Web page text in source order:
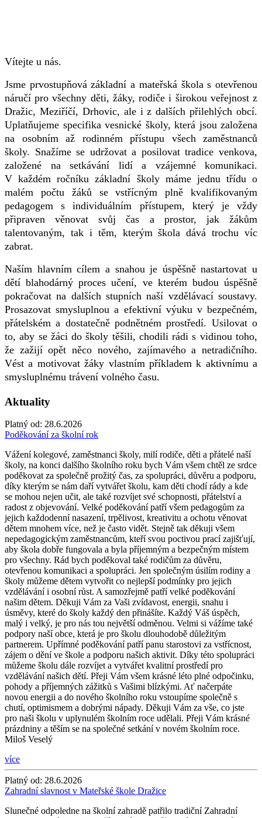
Vítejte u nás.
Jsme prvostupňová základní a mateřská škola s otevřenou
náručí pro všechny děti, žáky, rodiče i širokou veřejnost z
Dražic, Meziříčí, Drhovic, ale i z dalších přilehlých obcí.
Uplatňujeme specifika vesnické školy, která jsou založena
na osobním až rodinném přístupu všech zaměstnanců
školy. Snažíme se udržovat a posilovat tradice venkova,
založené na setkávání lidí a vzájemné komunikaci.
V každém ročníku základní školy máme jednu třídu o
malém počtu žáků se vstřícným plně kvalifikovaným
pedagogem s individuálním přístupem, který je vždy
připraven věnovat svůj čas a prostor, jak žákům
talentovaným, tak i těm, kterým škola dává trochu víc
zabrat.
Naším hlavním cílem a snahou je úspěšně nastartovat u
dětí blahodárný proces učení, ve kterém budou úspěšně
pokračovat na dalších stupních naší vzdělávací soustavy.
Prosazovat smysluplnou a efektivní výuku v bezpečném,
přátelském a dostatečně podnětném prostředí. Usilovat o
to, aby se žáci do školy těšili, chodili rádi s vidinou toho,
že zažijí opět něco nového, zajímavého a netradičního.
Vést a motivovat žáky vlastním příkladem k aktivnímu a
smysluplnému trávení volného času.
Aktuality
Platný od: 28.6.2026
Poděkování za školní rok
Vážení kolegové, zaměstnanci školy, milí rodiče, děti a přátelé naší
školy, na konci dalšího školního roku bych Vám všem chtěl ze srdce
poděkovat za společně prožitý čas, za spolupráci, důvěru a podporu,
díky kterým se nám daří vytvářet školu, kam děti chodí rády a kde
se mohou nejen učit, ale také rozvíjet své schopnosti, přátelství a
radost z objevování. Velké poděkování patří všem pedagogům za
jejich každodenní nasazení, trpělivost, kreativitu a ochotu věnovat
dětem mnohem více, než je často vidět. Stejně tak děkuji všem
nepedagogickým zaměstnancům, kteří svou poctivou prací zajišťují,
aby škola dobře fungovala a byla příjemným a bezpečným místem
pro všechny. Rád bych poděkoval také rodičům za důvěru,
otevřenou komunikaci a spolupráci. Jen společným úsilím rodiny a
školy můžeme dětem vytvořit co nejlepší podmínky pro jejich
vzdělávání i osobní růst. A samozřejmě patří velké poděkování
našim dětem. Děkuji Vám za Vaši zvídavost, energii, snahu i
úsměvy, které do školy každý den přinášíte. Každý Váš úspěch,
malý i velký, je pro nás tou největší odměnou. Velmi si vážíme také
podpory naší obce, která je pro školu dlouhodobě důležitým
partnerem. Upřímné poděkování patří panu starostovi za vstřícnost,
zájem o dění ve škole a podporu našich aktivit. Díky této spolupráci
můžeme školu dále rozvíjet a vytvářet kvalitní prostředí pro
vzdělávání našich dětí. Přeji Vám všem krásné léto plné odpočinku,
pohody a příjemných zážitků s Vašimi blízkými. Ať načerpáte
novou energii a do nového školního roku vstoupíme společně s
chutí, optimismem a dobrými nápady. Děkuji Vám za vše, co jste
pro naši školu v uplynulém školním roce udělali. Přeji Vám krásné
prázdniny a těším se na společné setkání v novém školním roce.
Miloš Veselý
více
Platný od: 28.6.2026
Zahradní slavnost v Mateřské škole Dražice
Slunečné odpoledne na školní zahradě patřilo tradiční Zahradní